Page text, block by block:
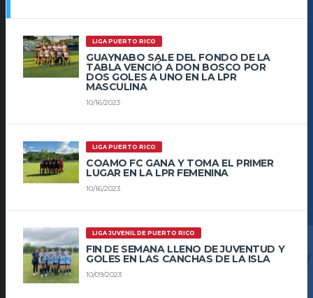
LIGA PUERTO RICO
GUAYNABO SALE DEL FONDO DE LA
TABLA VENCIÓ A DON BOSCO POR
DOS GOLES A UNO EN LA LPR
MASCULINA
10/16/2023
LIGA PUERTO RICO
COAMO FC GANA Y TOMA EL PRIMER
LUGAR EN LA LPR FEMENINA
10/16/2023
LIGA JUVENIL DE PUERTO RICO
FIN DE SEMANA LLENO DE JUVENTUD Y
GOLES EN LAS CANCHAS DE LA ISLA
10/09/2023